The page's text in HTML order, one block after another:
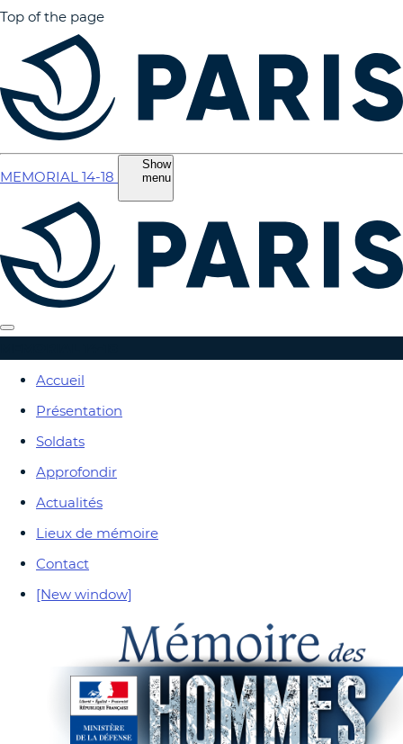
Top of the page
MEMORIAL 14-18
Show
menu
Accueil
Présentation
Soldats
Approfondir
Actualités
Lieux de mémoire
Contact
[New window]